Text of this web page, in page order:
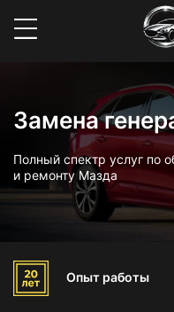
Замена
Полный спектр услуг по
и ремонту Мазда
Опыт работы